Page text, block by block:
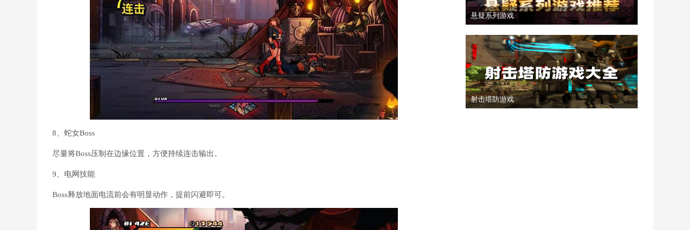
8、蛇女Boss
尽量将Boss压制在边缘位置，方便持续连击输出。
9、电网技能
Boss释放地面电流前会有明显动作，提前闪避即可。
悬疑系列游戏
射击塔防游戏